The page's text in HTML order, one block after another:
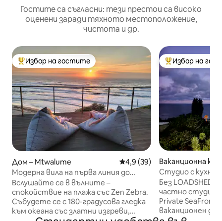
Гостите са съгласни: тези престои са високо
оценени заради тяхното местоположение,
чистота и др.
Най-популярен избор на гостите
Избор на гостите
Дом – Mtwalume Средна оценка: 4,9 от 5,
4,9 (39)
Модерна вила на първа линия до
плажа в Квазулу-Натал •
Зашеметяващи гледки към океана
Вслушайте се в вълните –
спокойствие на плажа със Zen Zebra.
Събудете се с 180-градусова гледка
към океана със златни изгреви,
Най-популярен
Избор на
Ваканционна
ate
Студио с кухня
морето в
Без
частно студио
Private SeaFront
ваканционен